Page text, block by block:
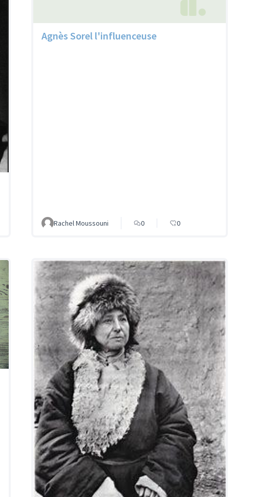
Agnès Sorel l'influenceuse
Rachel Moussouni 0 0